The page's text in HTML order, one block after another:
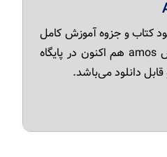
کتاب و جزوه آموزش کامل
و تصویری نرم‌افزار اموس amos هم اکنون در پایگاه
دانلود می‌باشد.